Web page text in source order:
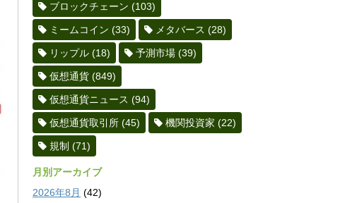
ブロックチェーン (103)
ミームコイン (33) メタバース (28)
リップル (18) 予測市場 (39)
仮想通貨 (849)
仮想通貨ニュース (94)
仮想通貨取引所 (45) 機関投資家 (22)
規制 (71)
月別アーカイブ
2026年8月 (42)